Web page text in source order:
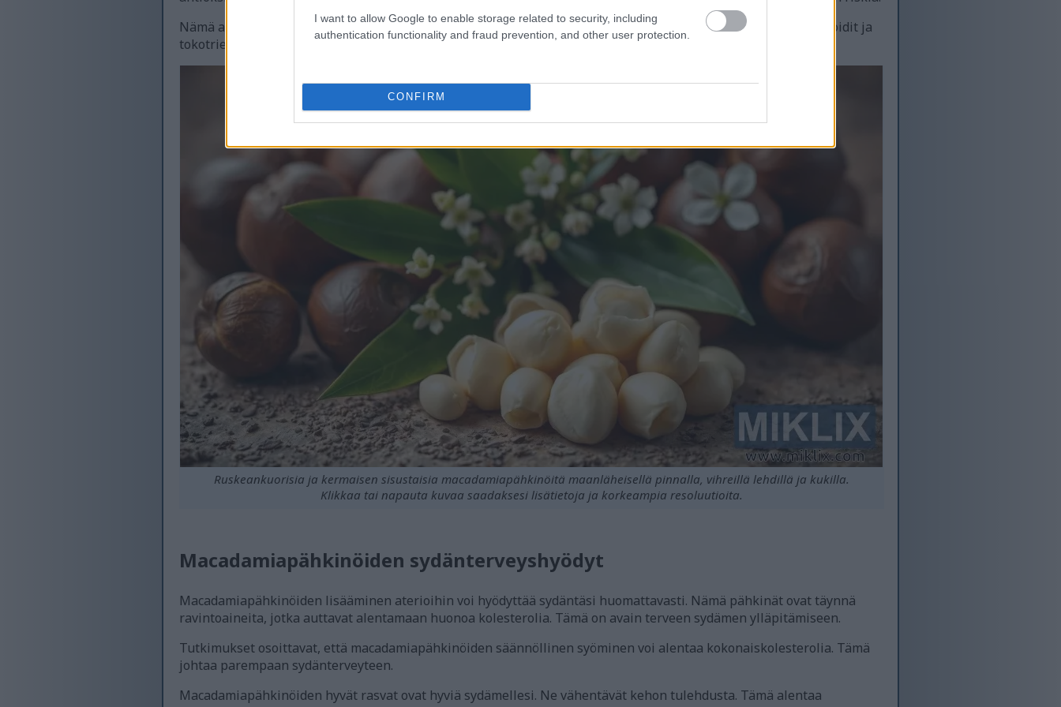
I want to allow Google to enable storage related to security, including
authentication functionality and fraud prevention, and other user protection.
CONFIRM
Nämä antioksidantit toimivat monella tapaa. Ne neutraloivat soluja vahingoittavia vapaita radikaaleja. Flavonoidit ja
tokotrienolit tehostavat kehon puolustuskykyä, mikä auttaa meitä elämään pidempään ja pysymään terveinä.
Ruskeankuorisia ja kermaisen sisustaisia macadamiapähkinöitä maanläheisellä pinnalla, vihreillä lehdillä ja kukilla.
Klikkaa tai napauta kuvaa saadaksesi lisätietoja ja korkeampia resoluutioita.
Macadamiapähkinöiden sydänterveyshyödyt
Macadamiapähkinöiden lisääminen aterioihin voi hyödyttää sydäntäsi huomattavasti. Nämä pähkinät ovat täynnä
ravintoaineita, jotka auttavat alentamaan huonoa kolesterolia. Tämä on avain terveen sydämen ylläpitämiseen.
Tutkimukset osoittavat, että macadamiapähkinöiden säännöllinen syöminen voi alentaa kokonaiskolesterolia. Tämä
johtaa parempaan sydänterveyteen.
Macadamiapähkinöiden hyvät rasvat ovat hyviä sydämellesi. Ne vähentävät kehon tulehdusta. Tämä alentaa